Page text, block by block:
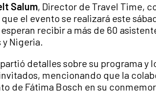
Salum, Director de Travel Time,
que el evento se realizará este
recibir a más de 60
y Nigeria.
detalles sobre su programa y
mencionando que la
de Fátima Bosch en su